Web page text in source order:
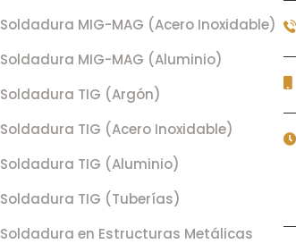
Soldadura MIG-MAG (Acero Inoxidable)
Soldadura MIG-MAG (Aluminio)
Soldadura TIG (Argón)
Soldadura TIG (Acero Inoxidable)
Soldadura TIG (Aluminio)
Soldadura TIG (Tuberías)
Soldadura en Estructuras Metálicas